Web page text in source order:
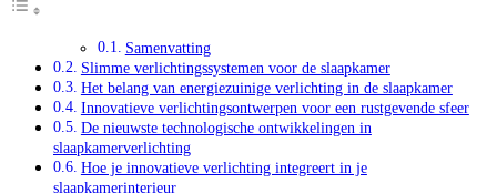
Samenvatting
Slimme verlichtingssystemen voor de slaapkamer
Het belang van energiezuinige verlichting in de slaapkamer
Innovatieve verlichtingsontwerpen voor een rustgevende sfeer
De nieuwste technologische ontwikkelingen in
slaapkamerverlichting
Hoe je innovatieve verlichting integreert in je
slaapkamerinterieur